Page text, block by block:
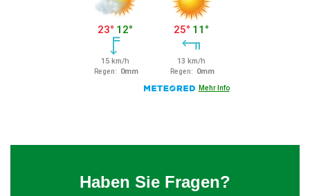
Haben Sie Fragen?